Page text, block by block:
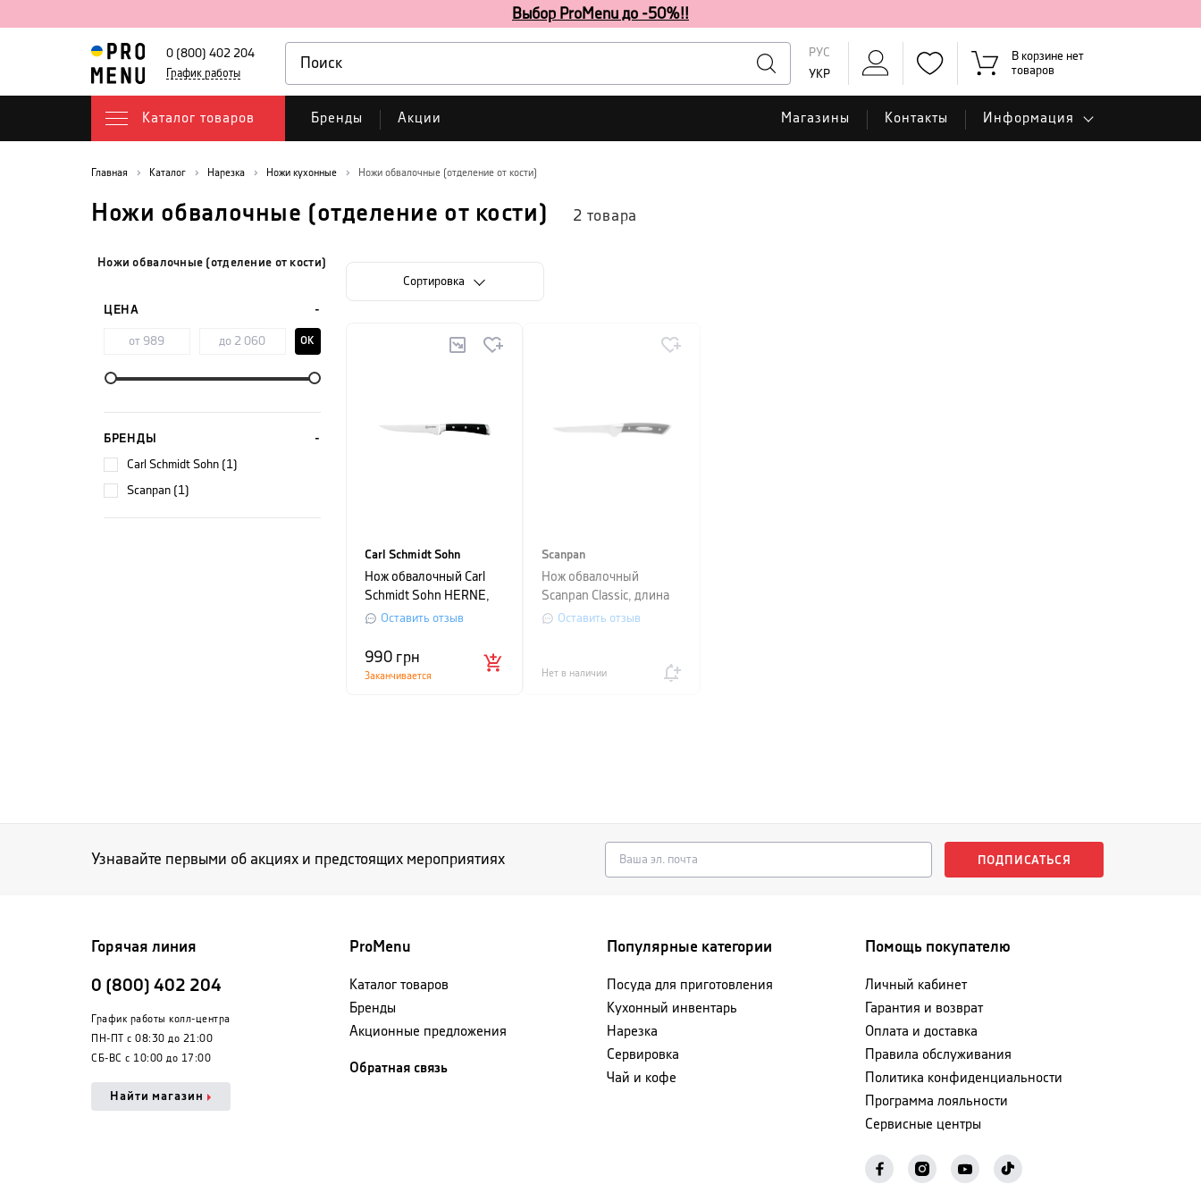
Выбор ProMenu до -50%!!
0 (800) 402 204
График работы
РУС
УКР
В корзине нет
товаров
Каталог товаров Бренды Акции Магазины Контакты Информация
Главная Каталог Нарезка Ножи кухонные Ножи обвалочные (отделение от кости)
Ножи обвалочные (отделение от кости) 2 товара
Ножи обвалочные (отделение от кости)
ЦЕНА
OK
БРЕНДЫ
Carl Schmidt Sohn (1)
Scanpan (1)
Cортировка
Carl Schmidt Sohn
Нож обвалочный Carl
Schmidt Sohn HERNE,
длина 14 см, черный
Оставить отзыв
990грн
Заканчивается
Scanpan
Нож обвалочный
Scanpan Classic, длина
14 см, черный
Оставить отзыв
Нет в наличии
Узнавайте первыми об акциях и предстоящих мероприятиях ПОДПИСАТЬСЯ
Горячая линия
0 (800) 402 204
График работы колл-центра
ПН-ПТ с 08:30 до 21:00
СБ-ВС с 10:00 до 17:00
Найти магазин
ProMenu
Каталог товаров
Бренды
Акционные предложения
Обратная связь
Популярные категории
Посуда для приготовления
Кухонный инвентарь
Нарезка
Сервировка
Чай и кофе
Помощь покупателю
Личный кабинет
Гарантия и возврат
Оплата и доставка
Правила обслуживания
Политика конфиденциальности
Программа лояльности
Сервисные центры